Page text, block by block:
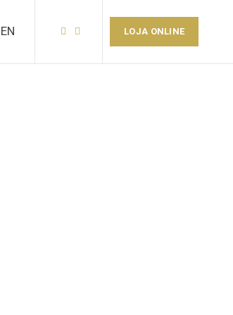
EN LOJA ONLINE